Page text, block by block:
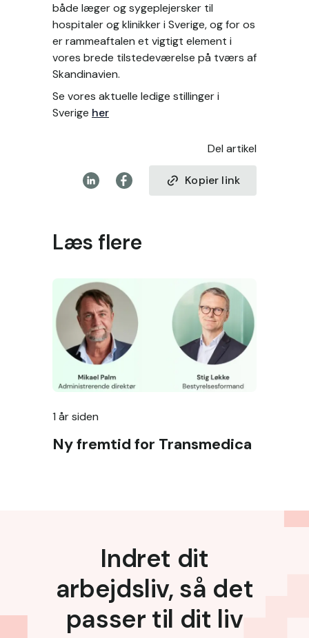
både læger og sygeplejersker til
hospitaler og klinikker i Sverige, og for os
er rammeaftalen et vigtigt element i
vores brede tilstedeværelse på tværs af
Skandinavien.
Se vores aktuelle ledige stillinger i
Sverige her
Del artikel
Kopier link
Læs flere
1 år siden
Ny fremtid for Transmedica
Indret dit
arbejdsliv, så det
passer til dit liv